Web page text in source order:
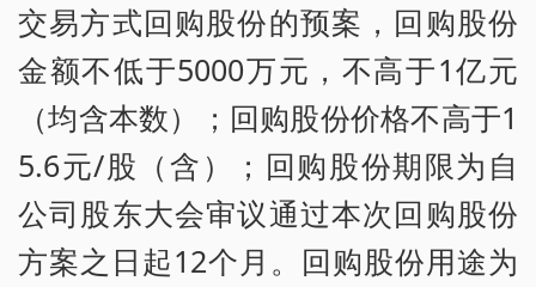
交易方式回购股份的预案，回购股份
金额不低于5000万元，不高于1亿元
（均含本数）；回购股份价格不高于1
5.6元/股（含）；回购股份期限为自
公司股东大会审议通过本次回购股份
方案之日起12个月。回购股份用途为